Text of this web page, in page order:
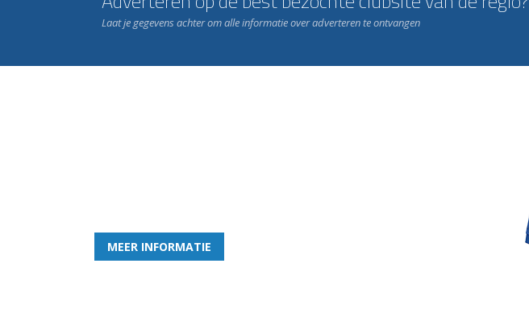
Laat je gegevens achter om alle informatie over adverteren te ontvangen
MEER INFORMATIE